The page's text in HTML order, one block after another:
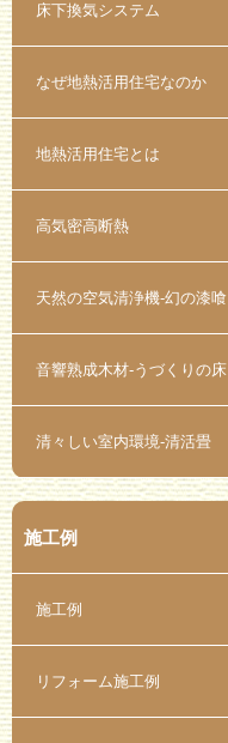
床下換気システム
なぜ地熱活用住宅なのか
地熱活用住宅とは
高気密高断熱
天然の空気清浄機-幻の漆喰
音響熟成木材-うづくりの床
清々しい室内環境-清活畳
施工例
施工例
リフォーム施工例